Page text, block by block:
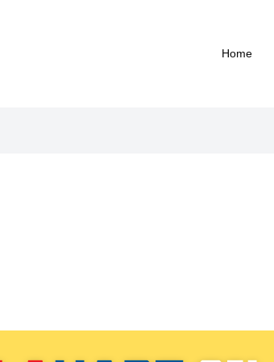
Home